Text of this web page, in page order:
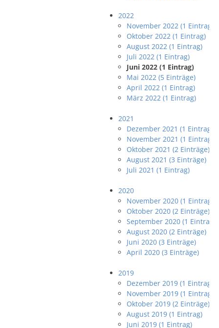
2022
November 2022 (1 Eintrag)
Oktober 2022 (1 Eintrag)
August 2022 (1 Eintrag)
Juli 2022 (1 Eintrag)
Juni 2022 (1 Eintrag)
Mai 2022 (5 Einträge)
April 2022 (1 Eintrag)
März 2022 (1 Eintrag)
2021
Dezember 2021 (1 Eintrag)
November 2021 (1 Eintrag)
Oktober 2021 (2 Einträge)
August 2021 (3 Einträge)
Juli 2021 (1 Eintrag)
2020
November 2020 (1 Eintrag)
Oktober 2020 (2 Einträge)
September 2020 (1 Eintrag)
August 2020 (2 Einträge)
Juni 2020 (3 Einträge)
April 2020 (3 Einträge)
2019
Dezember 2019 (1 Eintrag)
November 2019 (1 Eintrag)
Oktober 2019 (2 Einträge)
August 2019 (1 Eintrag)
Juni 2019 (1 Eintrag)